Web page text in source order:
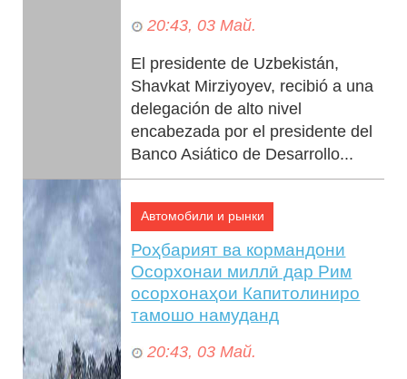
20:43, 03 Май.
El presidente de Uzbekistán,
Shavkat Mirziyoyev, recibió a una
delegación de alto nivel
encabezada por el presidente del
Banco Asiático de Desarrollo...
Автомобили и рынки
Роҳбарият ва кормандони
Осорхонаи миллӣ дар Рим
осорхонаҳои Капитолиниро
тамошо намуданд
20:43, 03 Май.